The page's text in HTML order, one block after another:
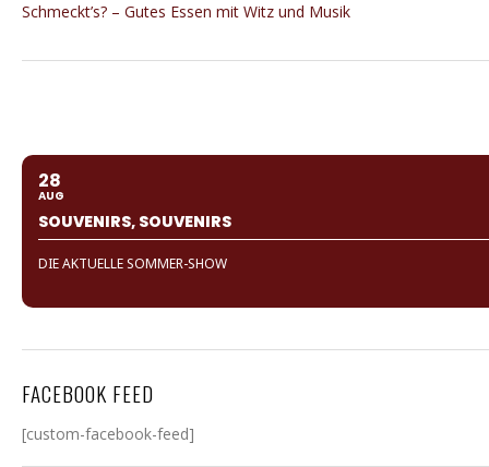
Schmeckt’s? – Gutes Essen mit Witz und Musik
28
AUG
SOUVENIRS, SOUVENIRS
DIE AKTUELLE SOMMER-SHOW
FACEBOOK FEED
[custom-facebook-feed]